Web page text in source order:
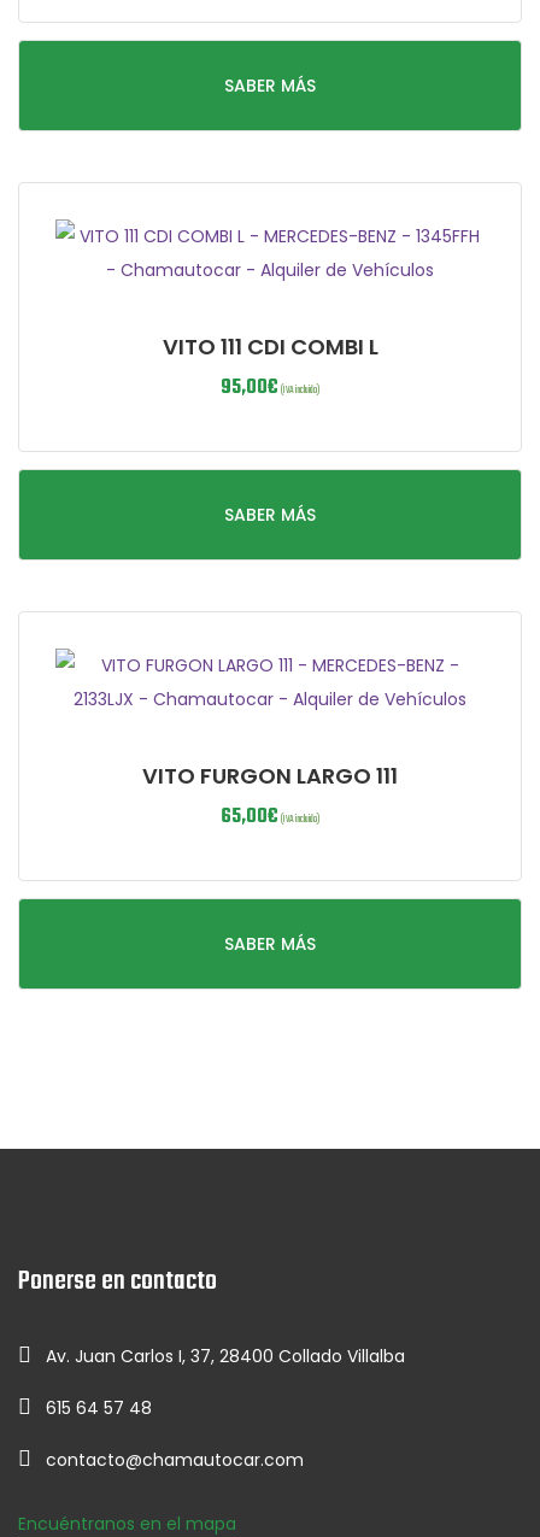
SABER MÁS
VITO 111 CDI COMBI L
95,00€ (IVA incluido)
SABER MÁS
VITO FURGON LARGO 111
65,00€ (IVA incluido)
SABER MÁS
Ponerse en contacto
Av. Juan Carlos I, 37, 28400 Collado Villalba
615 64 57 48
contacto@chamautocar.com
Encuéntranos en el mapa